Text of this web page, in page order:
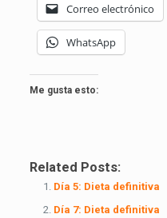
Correo electrónico
WhatsApp
Me gusta esto:
Related Posts:
Día 5: Dieta definitiva
Día 7: Dieta definitiva